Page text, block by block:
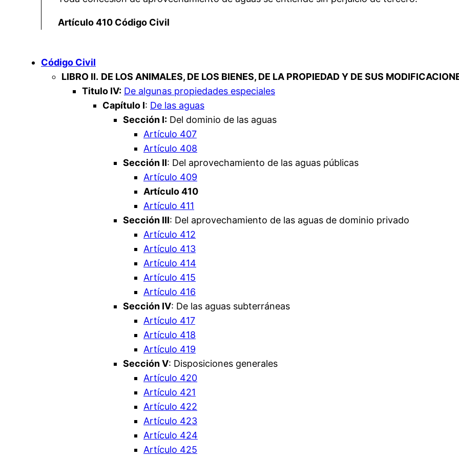
Artículo 410 Código Civil
Código Civil
LIBRO II. DE LOS ANIMALES, DE LOS BIENES, DE LA PROPIEDAD Y DE SUS
Titulo IV: De algunas propiedades especiales
Capítulo I: De las aguas
Sección I: Del dominio de las aguas
Artículo 407
Artículo 408
Sección II: Del aprovechamiento de las aguas públicas
Artículo 409
Artículo 410
Artículo 411
Sección III: Del aprovechamiento de las aguas de dominio privado
Artículo 412
Artículo 413
Artículo 414
Artículo 415
Artículo 416
Sección IV: De las aguas subterráneas
Artículo 417
Artículo 418
Artículo 419
Sección V: Disposiciones generales
Artículo 420
Artículo 421
Artículo 422
Artículo 423
Artículo 424
Artículo 425